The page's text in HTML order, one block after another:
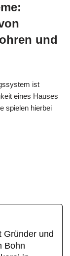
und
ist
eines Hauses
spielen hierbei
Gründer und
Bohn